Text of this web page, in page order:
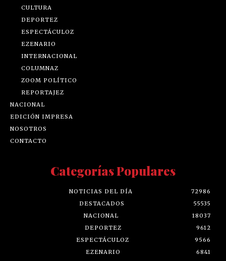
CULTURA
DEPORTEZ
ESPECTÁCULOZ
EZENARIO
INTERNACIONAL
COLUMNAZ
ZOOM POLÍTICO
REPORTAJEZ
NACIONAL
EDICIÓN IMPRESA
NOSOTROS
CONTACTO
Categorías Populares
NOTICIAS DEL DÍA
72986
DESTACADOS
55535
NACIONAL
18037
DEPORTEZ
9612
ESPECTÁCULOZ
9566
EZENARIO
6841